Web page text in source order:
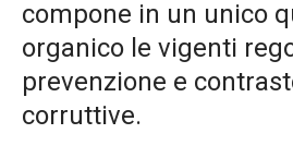
compone in un unico
organico le vigenti
prevenzione e
corruttive.